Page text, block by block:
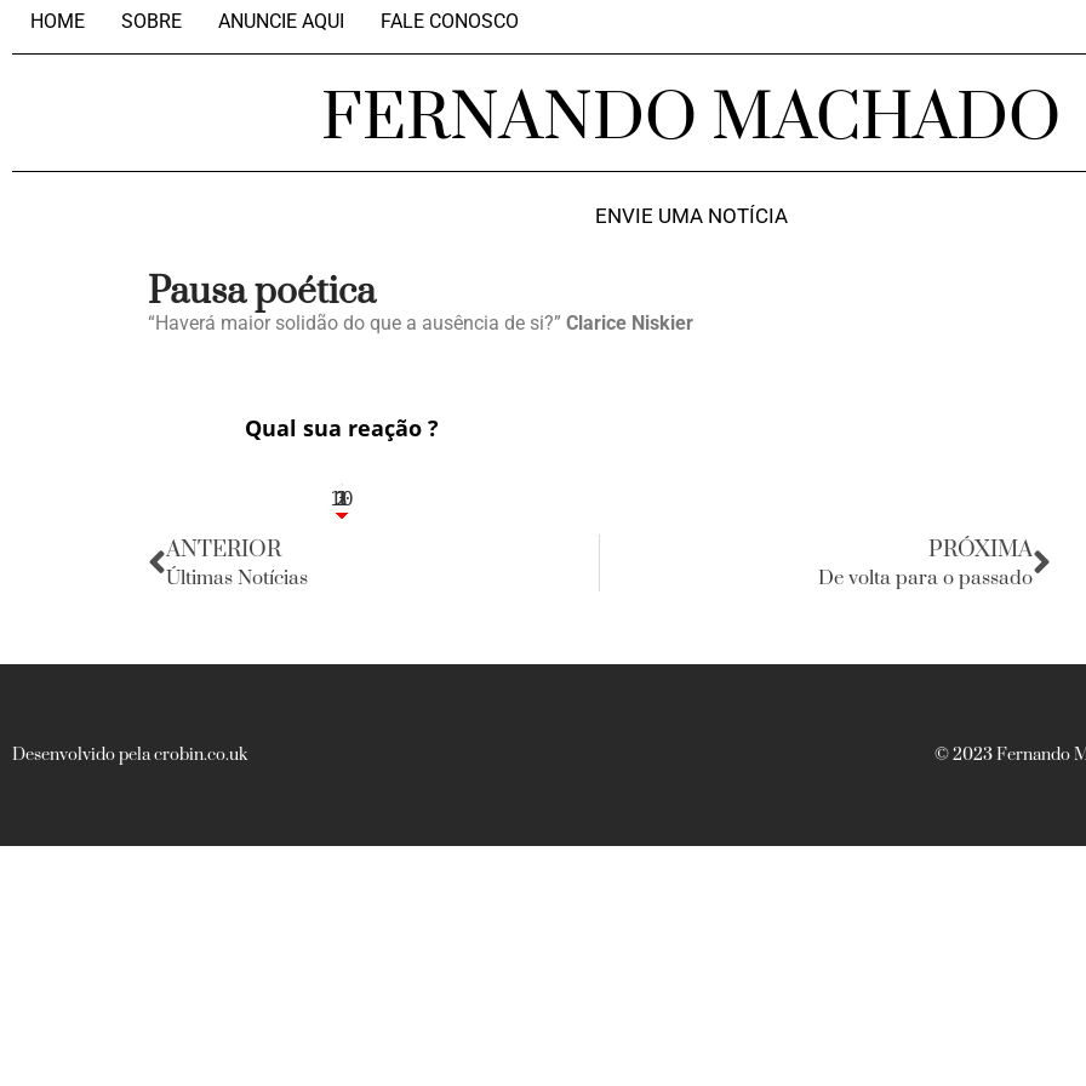
HOME SOBRE ANUNCIE AQUI FALE CONOSCO
FERNANDO MACHADO
ENVIE UMA NOTÍCIA
Pausa poética
“Haverá maior solidão do que a ausência de si?” Clarice Niskier
Qual sua reação ?
3
1
1
2
10
ANTERIOR
Últimas Notícias
PRÓXIMA
De volta para o passado
Desenvolvido pela crobin.co.uk © 2023 Fernando